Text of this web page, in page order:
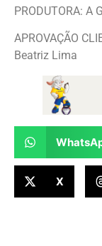
PRODUTORA: A
APROVAÇÃO
Beatriz Lima
X